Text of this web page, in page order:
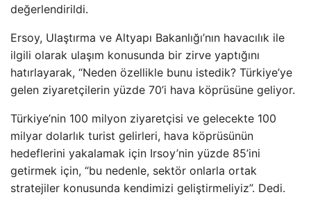
değerlendirildi.
Ersoy, Ulaştırma ve Altyapı Bakanlığı’nın havacılık ile
ilgili olarak ulaşım konusunda bir zirve yaptığını
hatırlayarak, “Neden özellikle bunu istedik? Türkiye’ye
gelen ziyaretçilerin yüzde 70’i hava köprüsüne geliyor.
Türkiye’nin 100 milyon ziyaretçisi ve gelecekte 100
milyar dolarlık turist gelirleri, hava köprüsünün
hedeflerini yakalamak için Irsoy’nin yüzde 85’ini
getirmek için, “bu nedenle, sektör onlarla ortak
stratejiler konusunda kendimizi geliştirmeliyiz”. Dedi.